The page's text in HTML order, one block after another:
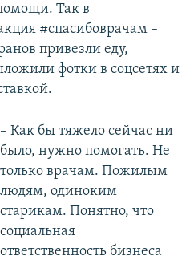
Так в
#спасибоврачам –
привезли еду,
фотки в соцсетях и
– Как бы тяжело сейчас ни
было, нужно помогать. Не
только врачам. Пожилым
людям, одиноким
старикам. Понятно, что
социальная
ответственность бизнеса